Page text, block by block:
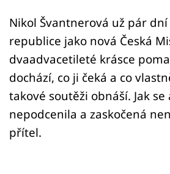
Sledujte nás
Nikol Švantnerová už pár
republice jako nová Česká
dvaadvacetileté krásce
dochází, co ji čeká a co
takové soutěži obnáší. Jak
nepodcenila a zaskočená
přítel.